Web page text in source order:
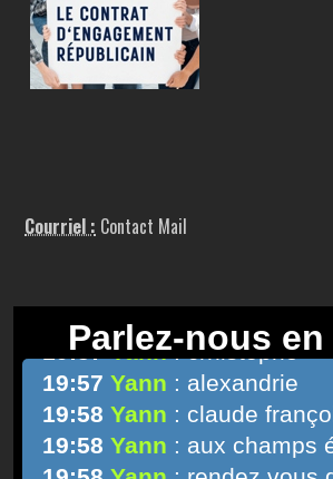
Courriel : Contact Mail